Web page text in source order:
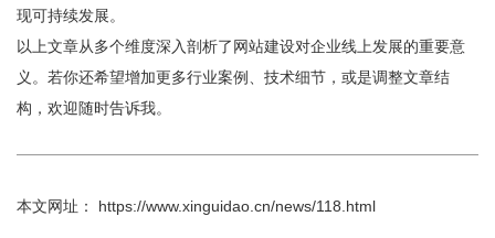
现可持续发展。
以上文章从多个维度深入剖析了网站建设对企业线上发展的重要意
义。若你还希望增加更多行业案例、技术细节，或是调整文章结
构，欢迎随时告诉我。
本文网址： https://www.xinguidao.cn/news/118.html